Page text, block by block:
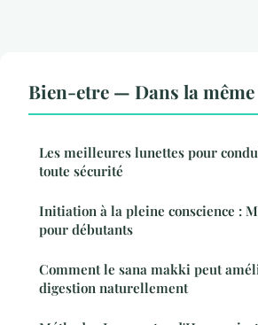
Bien-etre — Dans la
Les meilleures lunettes pour
toute sécurité
Initiation à la pleine conscience :
pour débutants
Comment le sana makki peut
digestion naturellement